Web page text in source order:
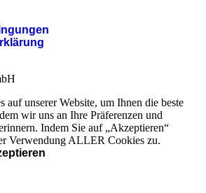
auf unserer Website, um Ihnen die beste
wir uns an Ihre Präferenzen und
Indem Sie auf „Akzeptieren“
Verwendung ALLER Cookies zu.